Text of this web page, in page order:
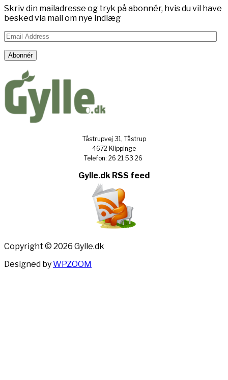
Skriv din mailadresse og tryk på abonnér, hvis du vil have
besked via mail om nye indlæg
Email
Abonnér
Tåstrupvej 31, Tåstrup
4672 Klippinge
Telefon: 26 21 53 26
Gylle.dk RSS feed
Copyright © 2026 Gylle.dk
Designed byWPZOOM